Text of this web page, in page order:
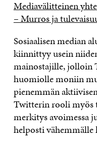
Mediavälitteinen
– Murros ja
Sosiaalisen median
kiinnittyy usein
mainostajille, jolloin
huomiolle moniin
pienemmän
Twitterin rooli myös
merkitys avoimessa
helposti